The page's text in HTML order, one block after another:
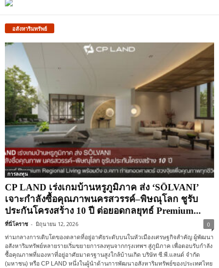
อสังหาริมทรัพย์
การลงทุน
CP LAND เร่งเกมบ้านหรูภูมิภาค ส่ง ‘SŌLVANI’
เจาะกำลังซื้อคุณภาพนครสวรรค์–พิษณุโลก ชูรับ
ประกันโครงสร้าง 10 ปี ต่อยอดกลยุทธ์ Premium...
ที่นี่โคราช - มิถุนายน 12, 2026 0
ท่ามกลางการเติบโตของตลาดที่อยู่อาศัยระดับบนในหัวเมืองเศรษฐกิจสำคัญ ผู้พัฒนา
อสังหาริมทรัพย์หลายรายเริ่มขยายการลงทุนจากกรุงเทพฯ สู่ภูมิภาค เพื่อตอบรับกำลัง
ซื้อคุณภาพที่มองหาที่อยู่อาศัยมาตรฐานสูงใกล้บ้านเกิด บริษัท ซี.พี.แลนด์ จำกัด
(มหาชน) หรือ CP LAND หนึ่งในผู้นำด้านการพัฒนาอสังหาริมทรัพย์ของประเทศไทย